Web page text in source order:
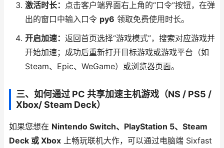
激活时长：
点击客户端界面右上角的“口令”按钮，在弹
出的窗口中输入口令 py6 领取免费使用时长。
开启加速： 返回首页选择“游戏模式”，搜索对应游戏并
开始加速；成功后重新打开目标游戏或游戏平台（如
Steam、Epic、WeGame）或浏览器页面。
三、如何通过 PC 共享加速主机游戏（NS / PS5 /
Xbox/ Steam Deck）
如果您想在 Nintendo Switch、PlayStation 5、Steam
Deck 或 Xbox 上畅玩联机大作，可以通过电脑端 Sixfast